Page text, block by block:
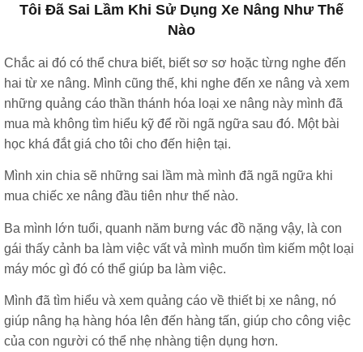
Tôi Đã Sai Lầm Khi Sử Dụng Xe Nâng Như Thế
Nào
Chắc ai đó có thể chưa biết, biết sơ sơ hoặc từng nghe đến
hai từ xe nâng. Mình cũng thế, khi nghe đến xe nâng và xem
những quảng cáo thần thánh hóa loại xe nâng này mình đã
mua mà không tìm hiểu kỹ để rồi ngã ngữa sau đó. Một bài
học khá đắt giá cho tôi cho đến hiện tại.
Mình xin chia sẽ những sai lầm mà mình đã ngã ngữa khi
mua chiếc xe nâng đầu tiên như thế nào.
Ba mình lớn tuổi, quanh năm bưng vác đồ nặng vậy, là con
gái thấy cảnh ba làm việc vất vả mình muốn tìm kiếm một loại
máy móc gì đó có thể giúp ba làm việc.
Mình đã tìm hiểu và xem quảng cáo về thiết bị xe nâng, nó
giúp nâng hạ hàng hóa lên đến hàng tấn, giúp cho công việc
của con người có thể nhẹ nhàng tiện dụng hơn.